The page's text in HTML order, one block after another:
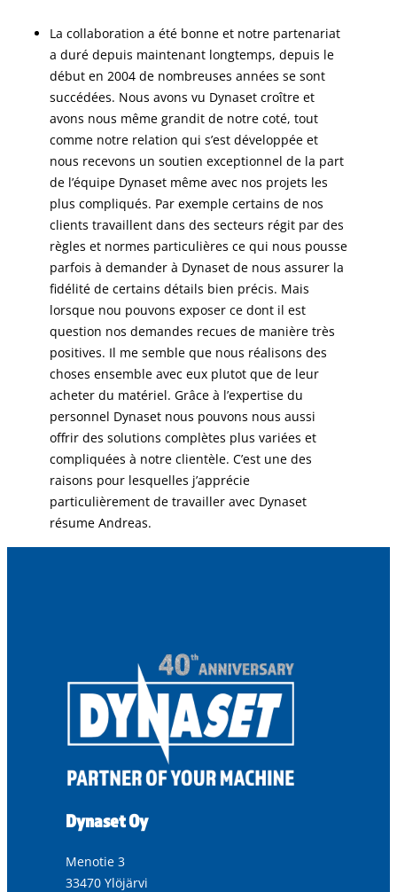
La collaboration a été bonne et notre partenariat
a duré depuis maintenant longtemps, depuis le
début en 2004 de nombreuses années se sont
succédées. Nous avons vu Dynaset croître et
avons nous même grandit de notre coté, tout
comme notre relation qui s’est développée et
nous recevons un soutien exceptionnel de la part
de l’équipe Dynaset même avec nos projets les
plus compliqués. Par exemple certains de nos
clients travaillent dans des secteurs régit par des
règles et normes particulières ce qui nous pousse
parfois à demander à Dynaset de nous assurer la
fidélité de certains détails bien précis. Mais
lorsque nou pouvons exposer ce dont il est
question nos demandes recues de manière très
positives. Il me semble que nous réalisons des
choses ensemble avec eux plutot que de leur
acheter du matériel. Grâce à l’expertise du
personnel Dynaset nous pouvons nous aussi
offrir des solutions complètes plus variées et
compliquées à notre clientèle. C’est une des
raisons pour lesquelles j’apprécie
particulièrement de travailler avec Dynaset
résume Andreas.
Dynaset Oy
Menotie 3
33470 Ylöjärvi